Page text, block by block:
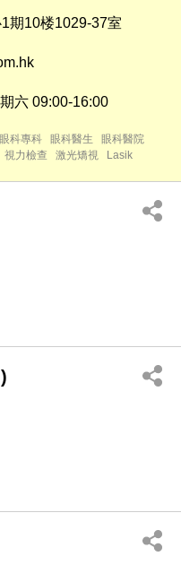
期10楼1029-37室
六 09:00-16:00
眼科專科 眼科醫生
眼科醫院
視力檢查 激光矯視 Lasik